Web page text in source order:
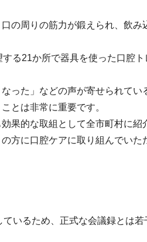
の周りの筋力が鍛えられ、飲み
る21か所で器具を使った口腔ト
った」などの声が寄せられてい
とは非常に重要です。
果的な取組として全市町村に紹
方に口腔ケアに取り組んでいた
いるため、正式な会議録とは若